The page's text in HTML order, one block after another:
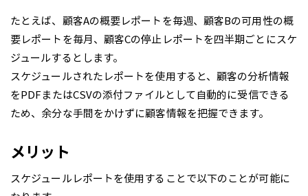
たとえば、顧客Aの概要レポートを毎週、顧客Bの可用性の概
要レポートを毎月、顧客Cの停止レポートを四半期ごとにスケ
ジュールするとします。
スケジュールされたレポートを使用すると、顧客の分析情報
をPDFまたはCSVの添付ファイルとして自動的に受信できる
ため、余分な手間をかけずに顧客情報を把握できます。
メリット
スケジュールレポートを使用することで以下のことが可能に